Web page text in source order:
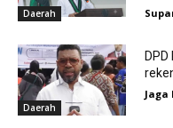
Daerah
Daerah
Jaga